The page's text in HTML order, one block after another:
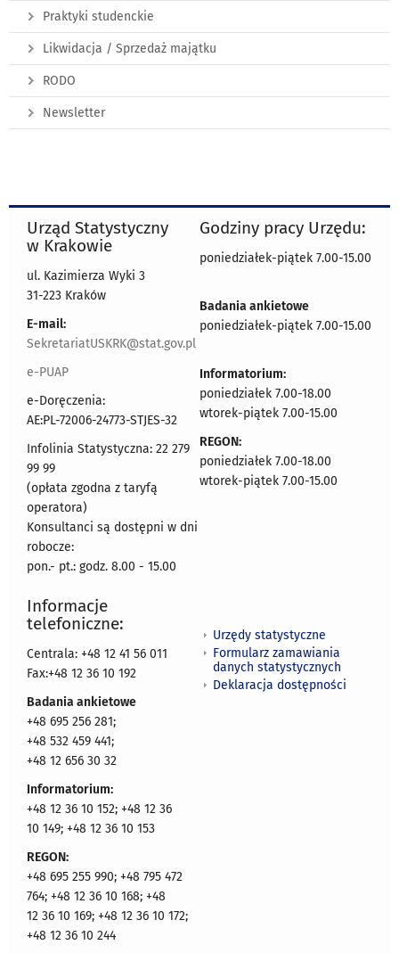
Praktyki studenckie
Likwidacja / Sprzedaż majątku
RODO
Newsletter
Urząd Statystyczny
w Krakowie
ul. Kazimierza Wyki 3
31-223 Kraków
E-mail:
SekretariatUSKRK@stat.gov.pl
e-PUAP
e-Doręczenia:
AE:PL-72006-24773-STJES-32
Infolinia Statystyczna: 22 279
99 99
(opłata zgodna z taryfą
operatora)
Konsultanci są dostępni w dni
robocze:
pon.- pt.: godz. 8.00 - 15.00
Godziny pracy Urzędu:
poniedziałek-piątek 7.00-15.00
Badania ankietowe
poniedziałek-piątek 7.00-15.00
Informatorium:
poniedziałek 7.00-18.00
wtorek-piątek 7.00-15.00
REGON:
poniedziałek 7.00-18.00
wtorek-piątek 7.00-15.00
Informacje
telefoniczne:
Centrala: +48 12 41 56 011
Fax:+48 12 36 10 192
Badania ankietowe
+48 695 256 281;
+48 532 459 441;
+48 12 656 30 32
Informatorium:
+48 12 36 10 152; +48 12 36
10 149; +48 12 36 10 153
REGON:
+48 695 255 990; +48 795 472
764; +48 12 36 10 168; +48
12 36 10 169; +48 12 36 10 172;
+48 12 36 10 244
Urzędy statystyczne
Formularz zamawiania
danych statystycznych
Deklaracja dostępności